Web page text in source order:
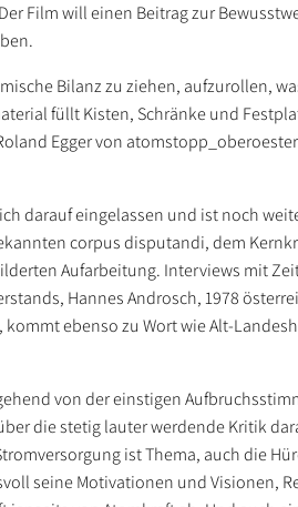
Film will einen Beitrag zur
Bilanz zu ziehen, aufzurollen,
füllt Kisten, Schränke und
Egger von
darauf eingelassen und ist noch
corpus disputandi, dem
Aufarbeitung. Interviews mit
Hannes Androsch, 1978
ebenso zu Wort wie Alt-
von der einstigen
die stetig lauter werdende Kritik
ist Thema, auch die
seine Motivationen und Visionen,